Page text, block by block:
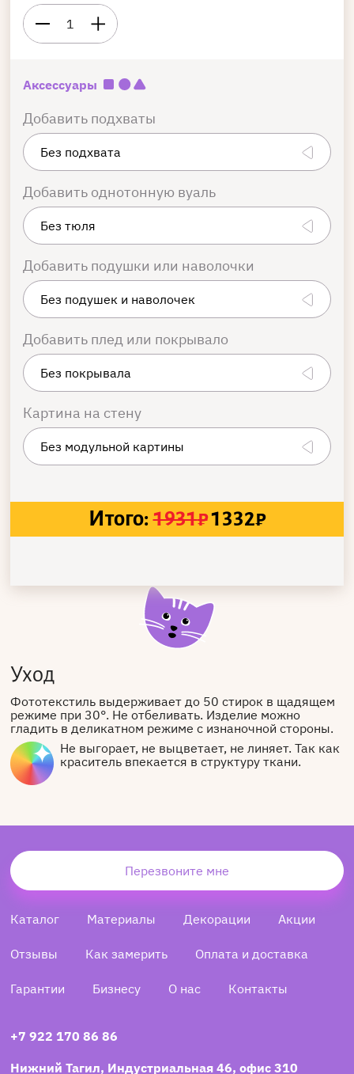
1
Аксессуары
Добавить подхваты
Добавить однотонную вуаль
Добавить подушки или наволочки
Добавить плед или покрывало
Картина на стену
Итого: 1931₽1332₽
Уход
Фототекстиль выдерживает до 50 стирок в щадящем
режиме при 30°. Не отбеливать. Изделие можно
гладить в деликатном режиме с изнаночной стороны.
Не выгорает, не выцветает, не линяет. Так как
краситель впекается в структуру ткани.
Перезвоните мне
Каталог Материалы Декорации Акции
Отзывы Как замерить Оплата и доставка
Гарантии Бизнесу О нас Контакты
+7 922 170 86 86
Нижний Тагил, Индустриальная 46, офис 310